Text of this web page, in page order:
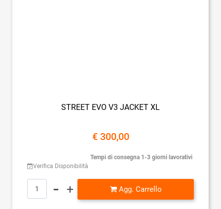
STREET EVO V3 JACKET XL
€ 300,00
Verifica Disponibilità
Tempi di consegna 1-3 giorni lavorativi
Quantità
Agg. Carrello